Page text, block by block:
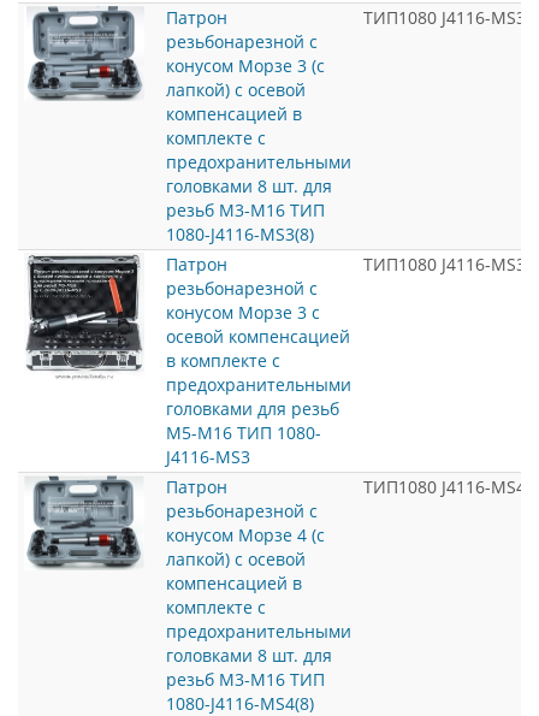
Патрон
резьбонарезной с
конусом Морзе 3 (c
лапкой) с осевой
компенсацией в
комплекте с
предохранительными
головками 8 шт. для
резьб М3-М16 ТИП
1080-J4116-MS3(8)
ТИП1080 J4116-
Патрон
резьбонарезной с
конусом Морзе 3 с
осевой компенсацией
в комплекте с
предохранительными
головками для резьб
М5-М16 ТИП 1080-
J4116-MS3
ТИП1080 J4116-MS3
Патрон
резьбонарезной с
конусом Морзе 4 (c
лапкой) с осевой
компенсацией в
комплекте с
предохранительными
головками 8 шт. для
резьб М3-М16 ТИП
1080-J4116-MS4(8)
ТИП1080 J4116-